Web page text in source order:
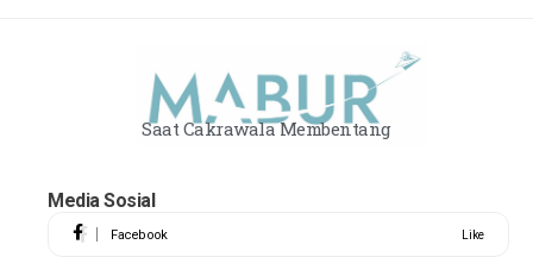
Saat Cakrawala Membentang
Media Sosial
Facebook Like